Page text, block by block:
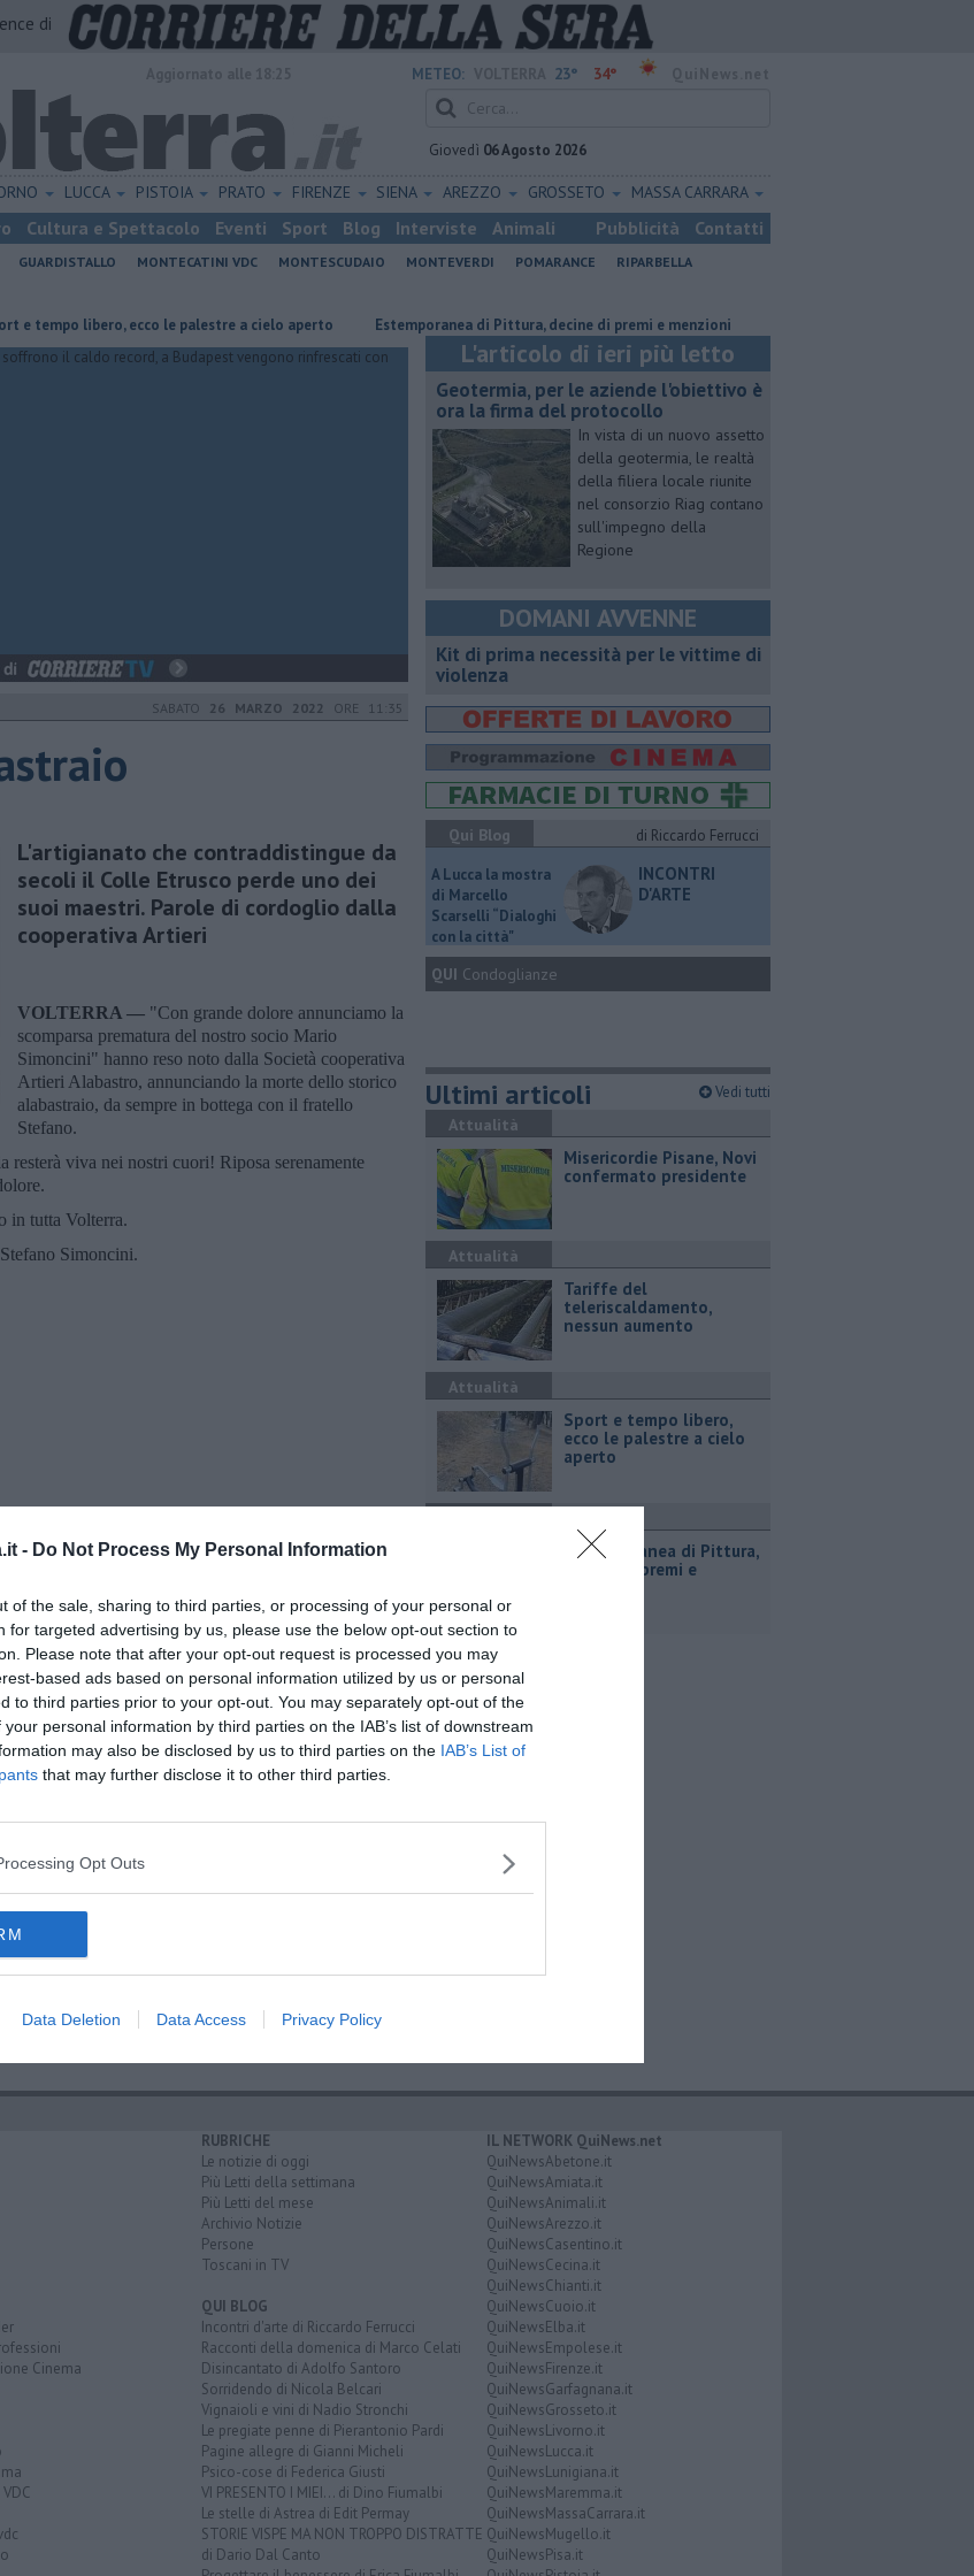
- Do Not Process My Personal Information
of the sale, sharing to third parties, or processing of your personal or
for targeted advertising by us, please use the below opt-out section to
Please note that after your opt-out request is processed you may
based ads based on personal information utilized by us or personal
to third parties prior to your opt-out. You may separately opt-out of the
personal information by third parties on the IAB’s list of downstream
may also be disclosed by us to third parties on the IAB’s List of
that may further disclose it to other third parties.
Opt Outs
Data Deletion Data Access Privacy Policy
di
METEO: 23° 34°
Giovedì 06 Agosto 2026
LUCCA PISTOIA PRATO FIRENZE SIENA AREZZO GROSSETO MASSA CARRARA
Cultura e Spettacolo Eventi Sport Blog Interviste Animali Pubblicità Contatti
GUARDISTALLO MONTECATINI VDC MONTESCUDAIO MONTEVERDI POMARANCE
RIPARBELLA
libero, ecco le palestre a cielo aperto Estemporanea di Pittura, decine di premi e menzioni Misericordie Pisane, Novi confermato
SABATO 26 MARZO 2022 ORE 11:35
L'artigianato che contraddistingue da
secoli il Colle Etrusco perde uno dei
suoi maestri. Parole di cordoglio dalla
cooperativa Artieri
VOLTERRA — "Con grande dolore annunciamo la
scomparsa prematura del nostro socio Mario
Simoncini" hanno reso noto dalla Società cooperativa
Artieri Alabastro, annunciando la morte dello storico
alabastraio, da sempre in bottega con il fratello
Stefano.
viva nei nostri cuori! Riposa serenamente
in tutta Volterra.
Simoncini.
alla
tua casella di posta.
L'articolo di ieri più letto
Geotermia, per le aziende l'obiettivo è
ora la firma del protocollo
In vista di un nuovo assetto
della geotermia, le realtà
della filiera locale riunite
nel consorzio Riag contano
sull'impegno della
Regione
DOMANI AVVENNE
Kit di prima necessità per le vittime di
violenza
Qui Blog
di Riccardo Ferrucci
A Lucca la mostra
di Marcello
Scarselli “Dialoghi
con la città"
INCONTRI
D'ARTE
QUI Condoglianze
Ultimi articoli Vedi tutti
Attualità
Misericordie Pisane, Novi
confermato presidente
Attualità
Tariffe del
teleriscaldamento,
nessun aumento
Attualità
Sport e tempo libero,
ecco le palestre a cielo
aperto
Estemporanea di Pittura,
decine di premi e
Cinema
RUBRICHE
Le notizie di oggi
Più Letti della settimana
Più Letti del mese
Archivio Notizie
Persone
Toscani in TV
QUI BLOG
Incontri d'arte di Riccardo Ferrucci
Racconti della domenica di Marco Celati
Disincantato di Adolfo Santoro
Sorridendo di Nicola Belcari
Vignaioli e vini di Nadio Stronchi
Le pregiate penne di Pierantonio Pardi
Pagine allegre di Gianni Micheli
Psico-cose di Federica Giusti
VI PRESENTO I MIEI... di Dino Fiumalbi
Le stelle di Astrea di Edit Permay
STORIE VISPE MA NON TROPPO DISTRATTE
di Dario Dal Canto
IL NETWORK QuiNews.net
QuiNewsAbetone.it
QuiNewsAmiata.it
QuiNewsAnimali.it
QuiNewsArezzo.it
QuiNewsCasentino.it
QuiNewsCecina.it
QuiNewsChianti.it
QuiNewsCuoio.it
QuiNewsElba.it
QuiNewsEmpolese.it
QuiNewsFirenze.it
QuiNewsGarfagnana.it
QuiNewsGrosseto.it
QuiNewsLivorno.it
QuiNewsLucca.it
QuiNewsLunigiana.it
QuiNewsMaremma.it
QuiNewsMassaCarrara.it
QuiNewsMugello.it
QuiNewsPisa.it